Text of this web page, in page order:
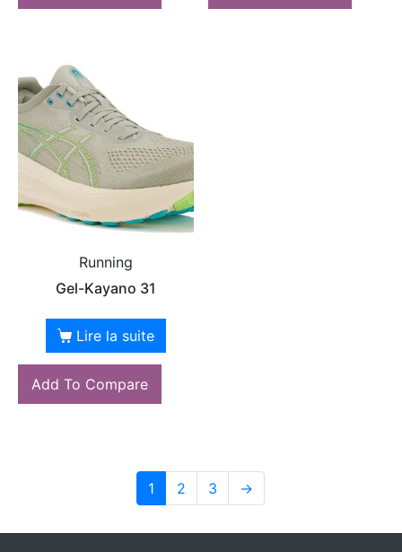
Running
Gel-Kayano 31
Lire la suite
Add To Compare
1 2 3 →